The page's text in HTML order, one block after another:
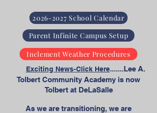
Inclement Weather Procedures
2026-2027 School Calendar
Parent Infinite Campus Setup
Exciting News-Click Here.......Lee A.
Tolbert Community Academy is now
Tolbert at DeLaSalle
As we are transitioning, we are